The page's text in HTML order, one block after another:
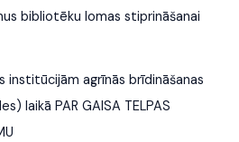
bibliotēku lomas stiprināšanai
institūcijām agrīnās brīdināšanas
laikā PAR GAISA TELPAS